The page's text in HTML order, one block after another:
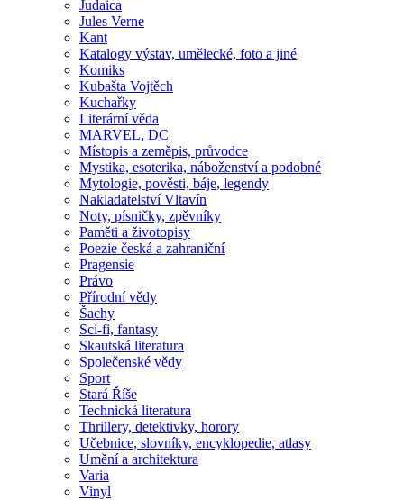
Judaica
Jules Verne
Kant
Katalogy výstav, umělecké, foto a jiné
Komiks
Kubašta Vojtěch
Kuchařky
Literární věda
MARVEL, DC
Místopis a zeměpis, průvodce
Mystika, esoterika, náboženství a podobné
Mytologie, pověsti, báje, legendy
Nakladatelství Vltavín
Noty, písničky, zpěvníky
Paměti a životopisy
Poezie česká a zahraniční
Pragensie
Právo
Přírodní vědy
Šachy
Sci-fi, fantasy
Skautská literatura
Společenské vědy
Sport
Stará Říše
Technická literatura
Thrillery, detektivky, horory
Učebnice, slovníky, encyklopedie, atlasy
Umění a architektura
Varia
Vinyl